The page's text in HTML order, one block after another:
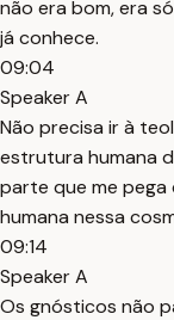
não era bom, era
já conhece.
09:04
Speaker A
Não precisa ir à
estrutura humana
parte que me pega
humana nessa
09:14
Speaker A
Os gnósticos não